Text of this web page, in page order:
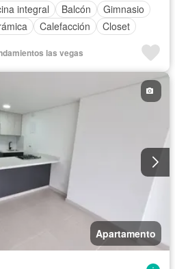
integral Balcón
Gimnasio
Calefacción
Closet
las vegas
Apartamento